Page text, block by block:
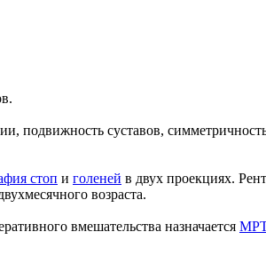
подвижность суставов,
стоп и голеней в двух проекциях.
возраста.
вмешательства назначается